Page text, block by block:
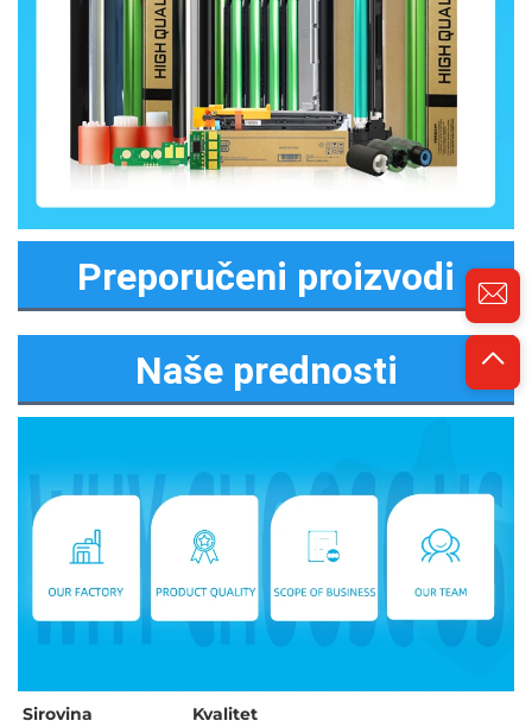
Preporučeni proizvodi
Naše prednosti
Sirovina
Kvalitet